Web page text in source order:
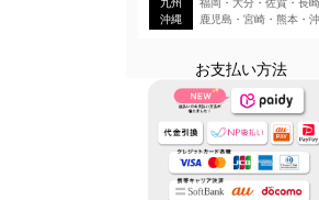
九州
沖縄
福岡・大分・佐賀・長崎
鹿児島・宮崎・熊本・
お支払い方法